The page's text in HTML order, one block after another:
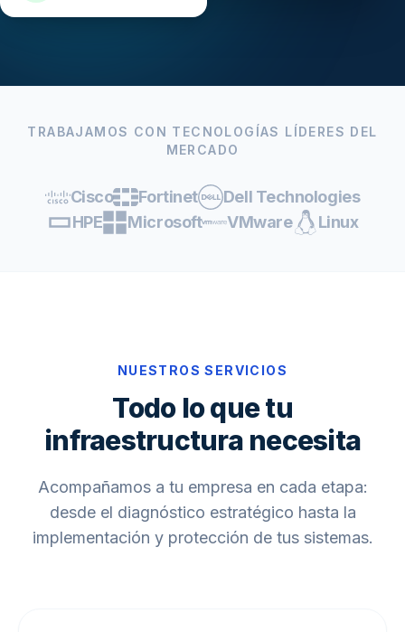
TRABAJAMOS CON TECNOLOGÍAS LÍDERES DEL
MERCADO
Cisco Fortinet
Dell Technologies
HPE
Microsoft VMware Linux
NUESTROS SERVICIOS
Todo lo que tu
infraestructura necesita
Acompañamos a tu empresa en cada etapa:
desde el diagnóstico estratégico hasta la
implementación y protección de tus sistemas.